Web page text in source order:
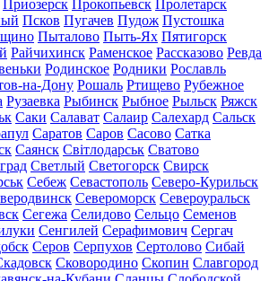
Приозерск Прокопьевск Пролетарск
Псков Пугачев Пудож Пустошка
Пыталово Пыть-Ях Пятигорск
Райчихинск Раменское Рассказово Ревда
Родинское Родники Рославль
на-Дону Рошаль Ртищево Рубежное
Рузаевка Рыбинск Рыбное Рыльск Ряжск
Саки Салават Салаир Салехард Сальск
Саратов Саров Сасово Сатка
Саянск Світлодарськ Сватово
Светлый Светогорск Свирск
Себеж Севастополь Северо-Курильск
Североморск Североуральск
Сегежа Селидово Сельцо Семенов
Сенгилей Серафимович Сергач
Серов Серпухов Сертолово Сибай
Сковородино Скопин Славгород